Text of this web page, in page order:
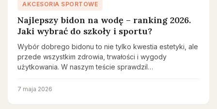
AKCESORIA SPORTOWE
Najlepszy bidon na wodę – ranking 2026.
Jaki wybrać do szkoły i sportu?
Wybór dobrego bidonu to nie tylko kwestia estetyki, ale
przede wszystkim zdrowia, trwałości i wygody
użytkowania. W naszym teście sprawdzil…
7 maja 2026